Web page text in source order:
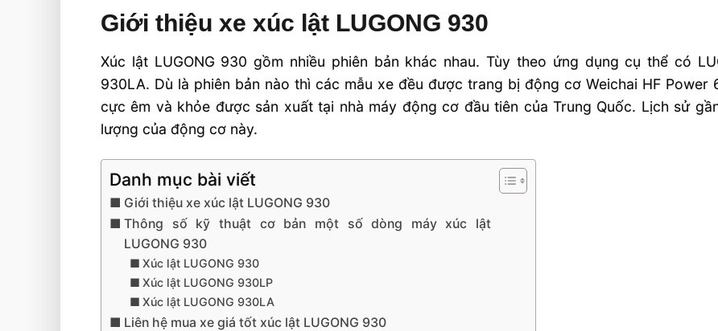
Giới thiệu xe xúc lật LUGONG 930
Xúc lật LUGONG 930 gồm nhiều phiên bản khác nhau. Tùy theo ứng dụng cụ thể có
930LA. Dù là phiên bản nào thì các mẫu xe đều được trang bị động cơ Weichai HF
cực êm và khỏe được sản xuất tại nhà máy động cơ đầu tiên của Trung Quốc. Lịch sử
lượng của động cơ này.
Danh mục bài viết
Giới thiệu xe xúc lật LUGONG 930
Thông số kỹ thuật cơ bản một số dòng máy xúc lật
LUGONG 930
Xúc lật LUGONG 930
Xúc lật LUGONG 930LP
Xúc lật LUGONG 930LA
Liên hệ mua xe giá tốt xúc lật LUGONG 930